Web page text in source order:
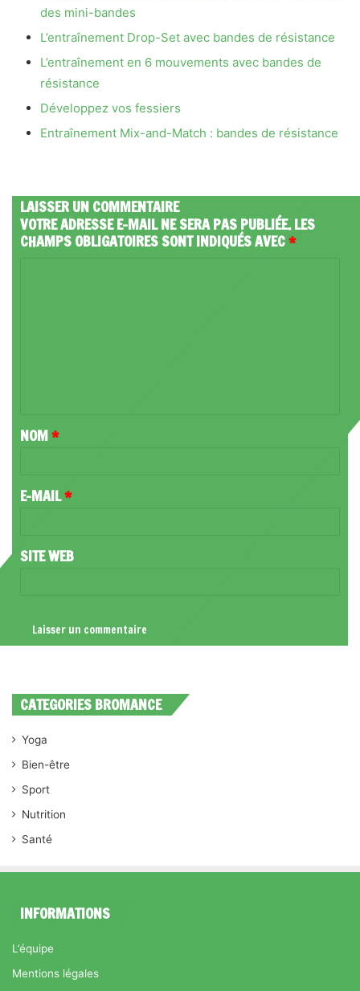
des mini-bandes
L’entraînement Drop-Set avec bandes de résistance
L’entraînement en 6 mouvements avec bandes de
résistance
Développez vos fessiers
Entraînement Mix-and-Match : bandes de résistance
LAISSER UN COMMENTAIRE
VOTRE ADRESSE E-MAIL NE SERA PAS PUBLIÉE.LES
CHAMPS OBLIGATOIRES SONT INDIQUÉS AVEC*
A
R
NOM*
E-MAIL*
SITE WEB
CATEGORIES BROMANCE
Yoga
Bien-être
Sport
Nutrition
Santé
INFORMATIONS
L’équipe
Mentions légales